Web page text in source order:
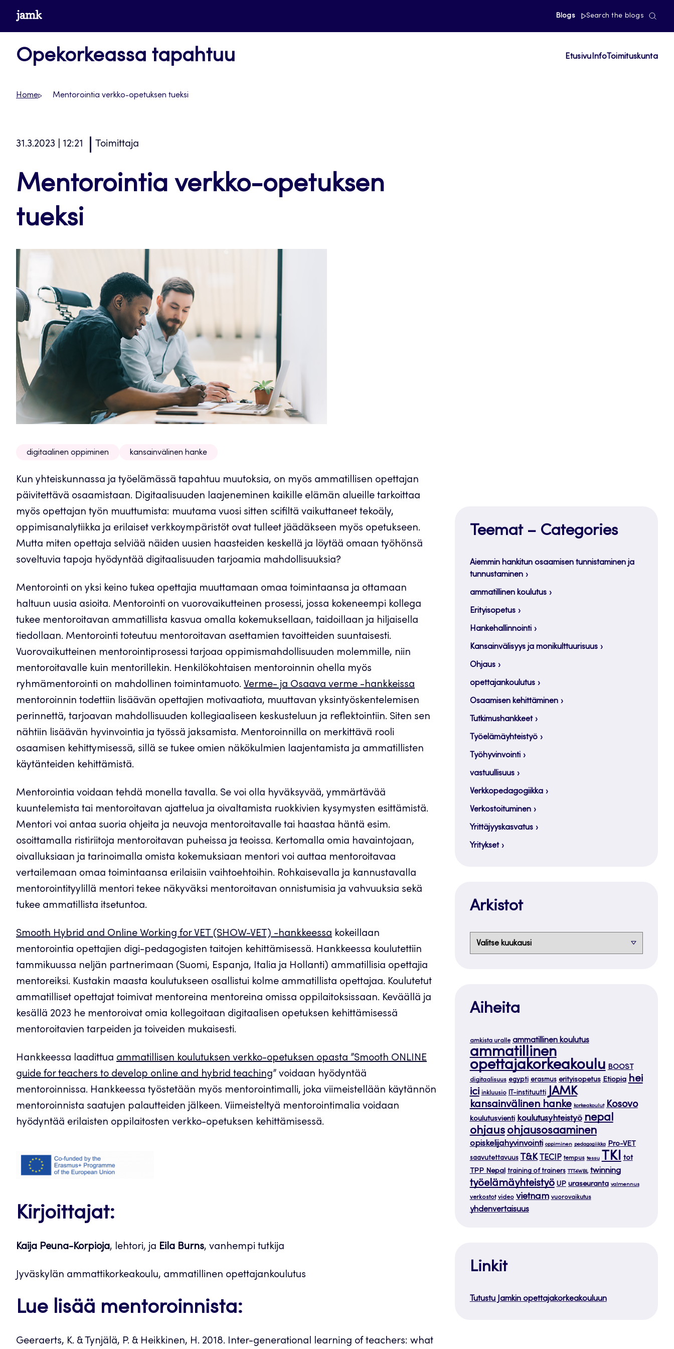
Siirrywww.jamk.fi Blogs Search the blogs
Opekorkeassa tapahtuu Etusivu InfoToimituskunta
Home Mentorointia verkko-opetuksen tueksi
31.3.2023 | 12:21 Toimittaja
Mentorointia verkko-opetuksen
tueksi
digitaalinen oppiminen kansainvälinen hanke
Kun yhteiskunnassa ja työelämässä tapahtuu muutoksia, on myös ammatillisen opettajan
päivitettävä osaamistaan. Digitaalisuuden laajeneminen kaikille elämän alueille tarkoittaa
myös opettajan työn muuttumista: muutama vuosi sitten scifiltä vaikuttaneet tekoäly,
oppimisanalytiikka ja erilaiset verkkoympäristöt ovat tulleet jäädäkseen myös opetukseen.
Mutta miten opettaja selviää näiden uusien haasteiden keskellä ja löytää omaan työhönsä
soveltuvia tapoja hyödyntää digitaalisuuden tarjoamia mahdollisuuksia?
Mentorointi on yksi keino tukea opettajia muuttamaan omaa toimintaansa ja ottamaan
haltuun uusia asioita. Mentorointi on vuorovaikutteinen prosessi, jossa kokeneempi kollega
tukee mentoroitavan ammatillista kasvua omalla kokemuksellaan, taidoillaan ja hiljaisella
tiedollaan. Mentorointi toteutuu mentoroitavan asettamien tavoitteiden suuntaisesti.
Vuorovaikutteinen mentorointiprosessi tarjoaa oppimismahdollisuuden molemmille, niin
mentoroitavalle kuin mentorillekin. Henkilökohtaisen mentoroinnin ohella myös
ryhmämentorointi on mahdollinen toimintamuoto. Verme- ja Osaava verme -hankkeissa
mentoroinnin todettiin lisäävän opettajien motivaatiota, muuttavan yksintyöskentelemisen
perinnettä, tarjoavan mahdollisuuden kollegiaaliseen keskusteluun ja reflektointiin. Siten sen
nähtiin lisäävän hyvinvointia ja työssä jaksamista. Mentoroinnilla on merkittävä rooli
osaamisen kehittymisessä, sillä se tukee omien näkökulmien laajentamista ja ammatillisten
käytänteiden kehittämistä.
Mentorointia voidaan tehdä monella tavalla. Se voi olla hyväksyvää, ymmärtävää
kuuntelemista tai mentoroitavan ajattelua ja oivaltamista ruokkivien kysymysten esittämistä.
Mentori voi antaa suoria ohjeita ja neuvoja mentoroitavalle tai haastaa häntä esim.
osoittamalla ristiriitoja mentoroitavan puheissa ja teoissa. Kertomalla omia havaintojaan,
oivalluksiaan ja tarinoimalla omista kokemuksiaan mentori voi auttaa mentoroitavaa
vertailemaan omaa toimintaansa erilaisiin vaihtoehtoihin. Rohkaisevalla ja kannustavalla
mentorointityylillä mentori tekee näkyväksi mentoroitavan onnistumisia ja vahvuuksia sekä
tukee ammatillista itsetuntoa.
Smooth Hybrid and Online Working for VET (SHOW-VET) -hankkeessa kokeillaan
mentorointia opettajien digi-pedagogisten taitojen kehittämisessä. Hankkeessa koulutettiin
tammikuussa neljän partnerimaan (Suomi, Espanja, Italia ja Hollanti) ammatillisia opettajia
mentoreiksi. Kustakin maasta koulutukseen osallistui kolme ammatillista opettajaa. Koulutetut
ammatilliset opettajat toimivat mentoreina mentoreina omissa oppilaitoksissaan. Keväällä ja
kesällä 2023 he mentoroivat omia kollegoitaan digitaalisen opetuksen kehittämisessä
mentoroitavien tarpeiden ja toiveiden mukaisesti.
Hankkeessa laadittua ammatillisen koulutuksen verkko-opetuksen opasta ”Smooth ONLINE
guide for teachers to develop online and hybrid teaching” voidaan hyödyntää
mentoroinnissa. Hankkeessa työstetään myös mentorointimalli, joka viimeistellään käytännön
mentoroinnista saatujen palautteiden jälkeen. Viimeisteltyä mentorointimalia voidaan
hyödyntää erilaisten oppilaitosten verkko-opetuksen kehittämisessä.
Kirjoittajat:
Kaija Peuna-Korpioja, lehtori, ja Eila Burns, vanhempi tutkija
Jyväskylän ammattikorkeakoulu, ammatillinen opettajankoulutus
Lue lisää mentoroinnista:
Geeraerts, K. & Tynjälä, P. & Heikkinen, H. 2018. Inter-generational learning of teachers: what
Teemat – Categories
Aiemmin hankitun osaamisen tunnistaminen ja
tunnustaminen
ammatillinen koulutus
Erityisopetus
Hankehallinnointi
Kansainvälisyys ja monikulttuurisuus
Ohjaus
opettajankoulutus
Osaamisen kehittäminen
Tutkimushankkeet
Työelämäyhteistyö
Työhyvinvointi
vastuullisuus
Verkkopedagogiikka
Verkostoituminen
Yrittäjyyskasvatus
Yritykset
Arkistot
Arkistot
Aiheita
amkista uralle ammatillinen koulutus
ammatillinen
opettajakorkeakoulu BOOST
digitaalisuus egypti erasmus erityisopetus Etiopia hei
ici inkluusio IT-instituutti JAMK
kansainvälinen hanke korkeakoulut Kosovo
koulutusvienti koulutusyhteistyö nepal
ohjaus ohjausosaaminen
opiskelijahyvinvointi oppiminen pedagogiikka Pro-VET
saavutettavuus T&K TECIP tempus tessu TKI tot
TPP Nepal training of trainers TTT4WBL twinning
työelämäyhteistyö UP uraseuranta valmennus
verkostot video vietnam vuorovaikutus
yhdenvertaisuus
Linkit
Tutustu Jamkin opettajakorkeakouluun